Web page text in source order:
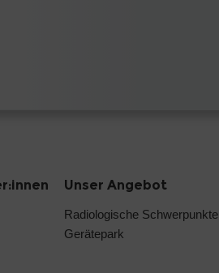
Unser Angebot
Radiologische Schwerpunkte
Gerätepark